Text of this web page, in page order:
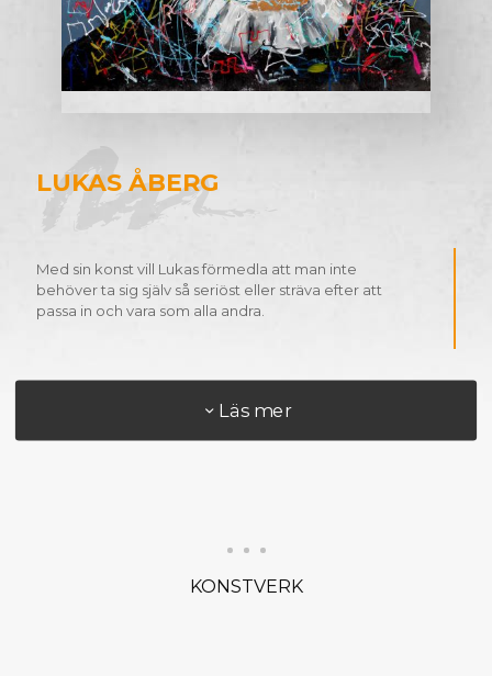
LUKAS ÅBERG
Med sin konst vill Lukas förmedla att man inte
behöver ta sig själv så seriöst eller sträva efter att
passa in och vara som alla andra.
Läs mer
KONSTVERK